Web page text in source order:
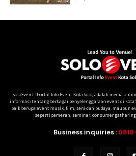
SoloEvent I Portal Info Event Kota Solo, adalah media
informasi tentang berbagai penyelenggaraan event di kota
baik berupa event musik, film, seni dan budaya, maupun
seperti pameran, seminar, consumer
Business inquiries :